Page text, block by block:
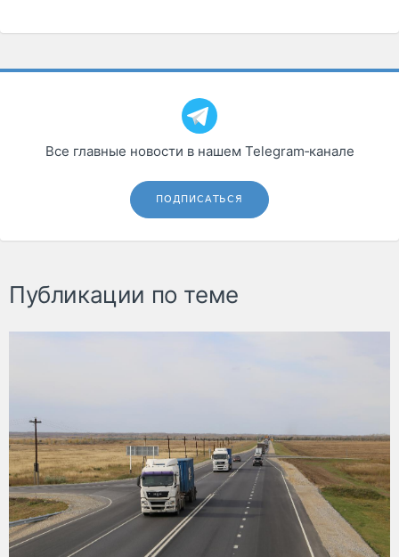
Все главные новости в нашем Telegram‑канале
ПОДПИСАТЬСЯ
Публикации по теме